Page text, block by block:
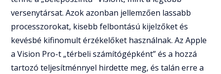
versenytársat. Azok azonban jellemzően lassabb
processzorokat, kisebb felbontású kijelzőket és
kevésbé kifinomult érzékelőket használnak. Az Apple
a Vision Pro-t „térbeli számítógépként” és a hozzá
tartozó teljesítménnyel hirdette meg, és talán erre a